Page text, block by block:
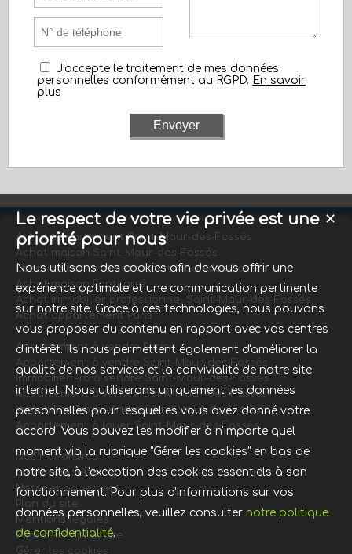
J'accepte le traitement de mes données
personnelles conformément au RGPD. En savoir
plus
Achat appartement Saint-Maur-des-Fossés
Achat maison Saint-Maur-des-Fossés
Location appartement Saint-Maur-des-Fossés
Achat maison Pontcarré
Achat immobilier professionnel Saint-Maur-des-Fossés
Achat appartement Paris
Appartement à vendre Paris
Appartement à vendre Saint-Maur-des-Fossés
Immobilier Pro à vendre Saint-Maur-des-Fossés
Appartement à vendre Saint-Maur-des-Fossés
Immobilier Pro à vendre Saint-Maur-des-Fossés
Appartement à louer Saint-Maur-des-Fossés
Nos Honoraires
Offre complète
Notre engagement
Plan du site
Mentions légales
Espace propriétaire
Gérer les cookies
✕
Le respect de votre vie privée est une
priorité pour nous
Nous utilisons des cookies afin de vous offrir une
expérience optimale et une communication pertinente
sur notre site. Grace à ces technologies, nous pouvons
vous proposer du contenu en rapport avec vos centres
d'intérêt. Ils nous permettent également d'améliorer la
qualité de nos services et la convivialité de notre site
internet. Nous utiliserons uniquement les données
personnelles pour lesquelles vous avez donné votre
accord. Vous pouvez les modifier à n'importe quel
moment via la rubrique "Gérer les cookies" en bas de
notre site, à l'exception des cookies essentiels à son
fonctionnement. Pour plus d'informations sur vos
données personnelles, veuillez consulter notre politique
de confidentialité.